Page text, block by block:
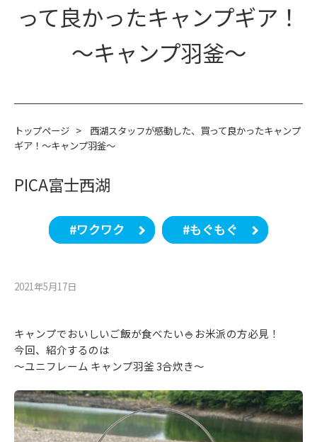
って良かったキャンプギア！
～キャンプ羽釜～
トップページ >
西湖スタッフが感動した、買って良かったキャンプ
ギア！～キャンプ羽釜～
PICA富士西湖
#ワクワク #もぐもぐ
2021年5月17⽇
キャンプでおいしいご飯が食べたい🍚お米派の方必見！
今回、紹介するのは
～ユニフレーム キャンプ羽釜 3合炊き～